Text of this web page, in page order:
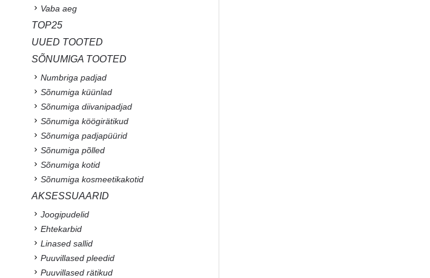
Vaba aeg
TOP25
UUED TOOTED
SÕNUMIGA TOOTED
Numbriga padjad
Sõnumiga küünlad
Sõnumiga diivanipadjad
Sõnumiga köögirätikud
Sõnumiga padjapüürid
Sõnumiga põlled
Sõnumiga kotid
Sõnumiga kosmeetikakotid
AKSESSUAARID
Joogipudelid
Ehtekarbid
Linased sallid
Puuvillased pleedid
Puuvillased rätikud